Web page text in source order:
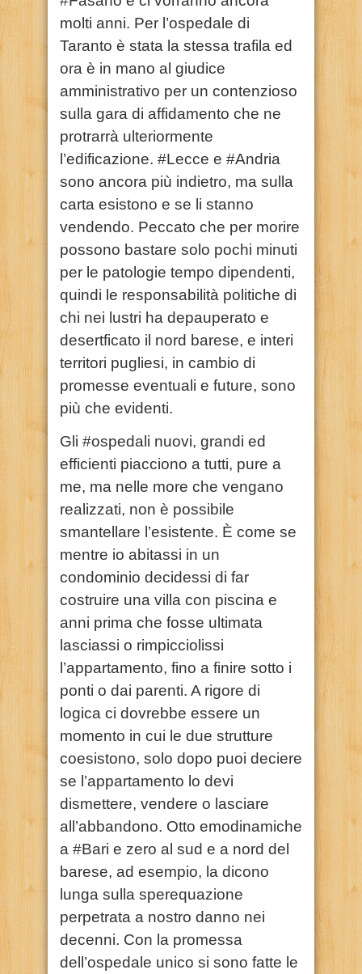
molti anni. Per l’ospedale di
Taranto è stata la stessa trafila ed
ora è in mano al giudice
amministrativo per un contenzioso
sulla gara di affidamento che ne
protrarrà ulteriormente
l’edificazione. #Lecce e #Andria
sono ancora più indietro, ma sulla
carta esistono e se li stanno
vendendo. Peccato che per morire
possono bastare solo pochi minuti
per le patologie tempo dipendenti,
quindi le responsabilità politiche di
chi nei lustri ha depauperato e
desertficato il nord barese, e interi
territori pugliesi, in cambio di
promesse eventuali e future, sono
più che evidenti.
Gli #ospedali nuovi, grandi ed
efficienti piacciono a tutti, pure a
me, ma nelle more che vengano
realizzati, non è possibile
smantellare l’esistente. È come se
mentre io abitassi in un
condominio decidessi di far
costruire una villa con piscina e
anni prima che fosse ultimata
lasciassi o rimpicciolissi
l’appartamento, fino a finire sotto i
ponti o dai parenti. A rigore di
logica ci dovrebbe essere un
momento in cui le due strutture
coesistono, solo dopo puoi deciere
se l’appartamento lo devi
dismettere, vendere o lasciare
all’abbandono. Otto emodinamiche
a #Bari e zero al sud e a nord del
barese, ad esempio, la dicono
lunga sulla sperequazione
perpetrata a nostro danno nei
decenni. Con la promessa
dell’ospedale unico si sono fatte le